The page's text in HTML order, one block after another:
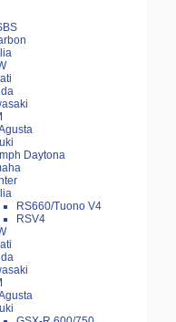
Daytona
RS660/Tuono V4
RSV4